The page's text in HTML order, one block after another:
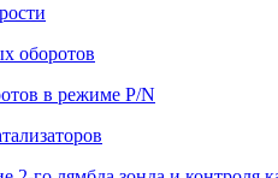
оборотов
в режиме P/N